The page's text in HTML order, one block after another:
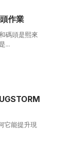
作業
碼頭是熙來
...
它能提升現